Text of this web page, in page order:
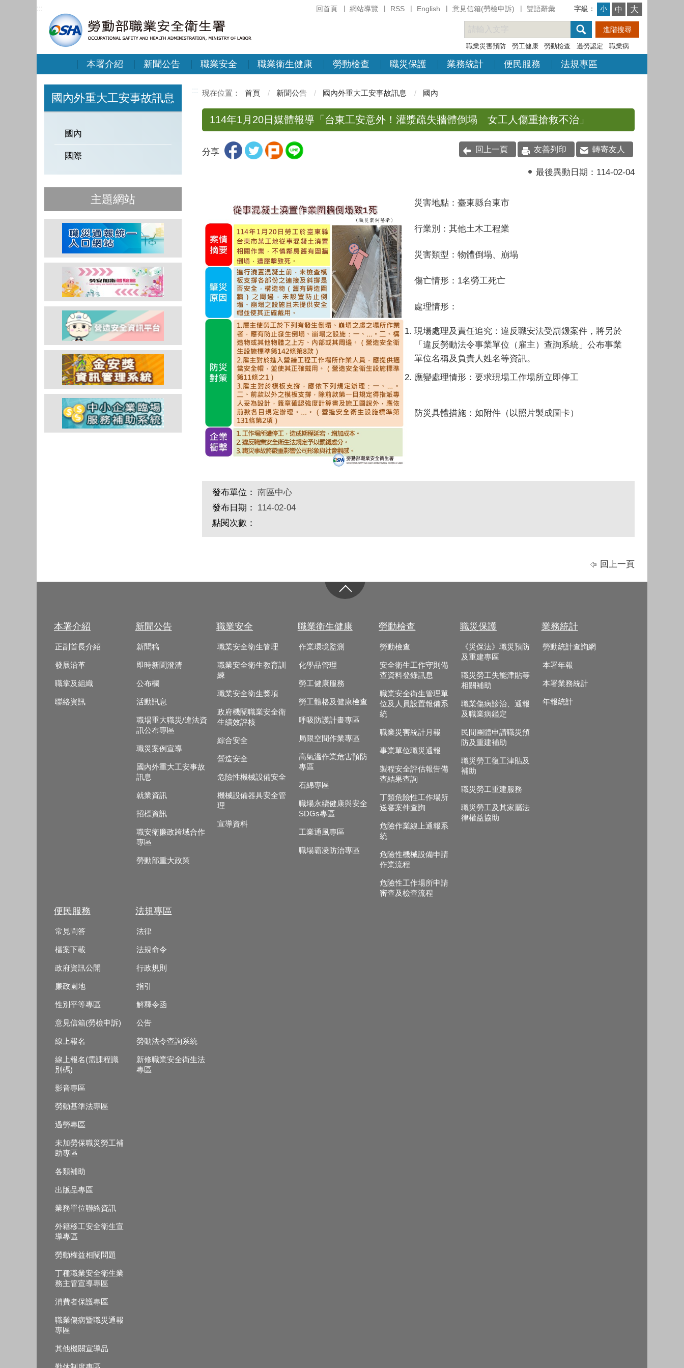
回首頁 網站導覽 RSS English 意見信箱(勞檢申訴) 雙語辭彙
::: 字級： 小 中 大
職業災害預防 勞工健康 勞動檢查 過勞認定 職業病
本署介紹 新聞公告 職業安全 職業衛生健康 勞動檢查 職災保護 業務統計 便民服務 法規專區
國內外重大工安事故訊息
國內
國際
主題網站
::: 首頁 新聞公告 國內外重大工安事故訊息 國內
114年1月20日媒體報導「台東工安意外！灌漿疏失牆體倒塌 女工人傷重搶救不治」
分享 回上一頁 友善列印 轉寄友人
最後異動日期： 114-02-04
災害地點：臺東縣台東市
行業別：其他土木工程業
災害類型：物體倒塌、崩塌
傷亡情形：1名勞工死亡
處理情形：
現場處理及責任追究：違反職安法受罰鍰案件，將另於
「違反勞動法令事業單位（雇主）查詢系統」公布事業
單位名稱及負責人姓名等資訊。
應變處理情形：要求現場工作場所立即停工
防災具體措施：如附件（以照片製成圖卡）
發布單位： 南區中心
發布日期：
114-02-04
點閱次數：
回上一頁
本署介紹
正副首長介紹
發展沿革
職掌及組織
聯絡資訊
新聞公告
新聞稿
即時新聞澄清
公布欄
活動訊息
職場重大職災/違法資
訊公布專區
職災案例宣導
國內外重大工安事故
訊息
就業資訊
招標資訊
職安衛廉政跨域合作
專區
勞動部重大政策
職業安全
職業安全衛生管理
職業安全衛生教育訓
練
職業安全衛生獎項
政府機關職業安全衛
生績效評核
綜合安全
營造安全
危險性機械設備安全
機械設備器具安全管
理
宣導資料
職業衛生健康
作業環境監測
化學品管理
勞工健康服務
勞工體格及健康檢查
呼吸防護計畫專區
局限空間作業專區
高氣溫作業危害預防
專區
石綿專區
職場永續健康與安全
SDGs專區
工業通風專區
職場霸凌防治專區
勞動檢查
勞動檢查
安全衛生工作守則備
查資料登錄訊息
職業安全衛生管理單
位及人員設置報備系
統
職業災害統計月報
事業單位職災通報
製程安全評估報告備
查結果查詢
丁類危險性工作場所
送審案件查詢
危險作業線上通報系
統
危險性機械設備申請
作業流程
危險性工作場所申請
審查及檢查流程
職災保護
《災保法》職災預防
及重建專區
職災勞工失能津貼等
相關補助
職業傷病診治、通報
及職業病鑑定
民間團體申請職災預
防及重建補助
職災勞工復工津貼及
補助
職災勞工重建服務
職災勞工及其家屬法
律權益協助
業務統計
勞動統計查詢網
本署年報
本署業務統計
年報統計
便民服務
常見問答
檔案下載
政府資訊公開
廉政園地
性別平等專區
意見信箱(勞檢申訴)
線上報名
線上報名(需課程識
別碼)
影音專區
勞動基準法專區
過勞專區
未加勞保職災勞工補
助專區
各類補助
出版品專區
業務單位聯絡資訊
外籍移工安全衛生宣
導專區
勞動權益相關問題
丁種職業安全衛生業
務主管宣導專區
消費者保護專區
職業傷病暨職災通報
專區
其他機關宣導品
法規專區
法律
法規命令
行政規則
指引
解釋令函
公告
勞動法令查詢系統
新修職業安全衛生法
專區